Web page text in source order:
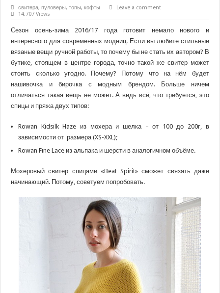
свитера, пуловеры, топы, кофты
Leave a comment
14,707 Views
Сезон осень-зима 2016/17 года готовит немало нового и
интересного для современных модниц. Если вы любите стильные
вязаные вещи ручной работы, то почему бы не стать их автором? В
бутике, стоящем в центре города, точно такой же свитер может
стоить сколько угодно. Почему? Потому что на нём будет
нашивочка и бирочка с модным брендом. Больше ничем
отличаться такая вещь не может. А ведь всё, что требуется, это
спицы и пряжа двух типов:
Rowan Kidsilk Haze из мохера и шелка – от 100 до 200г, в
зависимости от размера (XS-XXL);
Rowan Fine Lace из альпака и шерсти в аналогичном объёме.
Мохеровый свитер спицами «Beat Spirit» сможет связать даже
начинающий. Потому, советуем попробовать.